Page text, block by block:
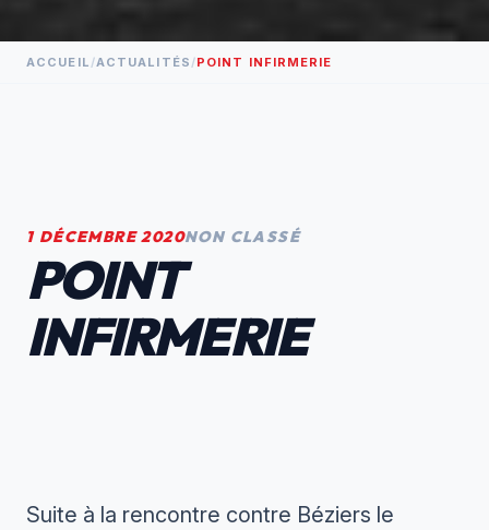
ACCUEIL /ACTUALITÉS /POINT INFIRMERIE
1 DÉCEMBRE 2020NON CLASSÉ
POINT
INFIRMERIE
Suite à la rencontre contre Béziers le